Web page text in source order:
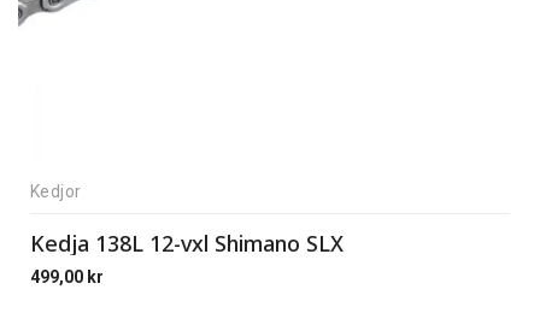
Kedjor
Kedja 138L 12-vxl Shimano SLX
499,00 kr